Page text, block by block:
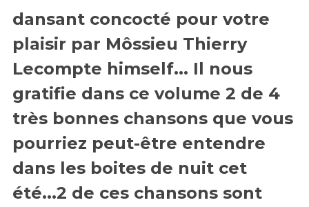
dansant concocté pour votre
plaisir par Môssieu Thierry
Lecompte himself... Il nous
gratifie dans ce volume 2 de 4
très bonnes chansons que vous
pourriez peut-être entendre
dans les boites de nuit cet
été...2 de ces chansons sont